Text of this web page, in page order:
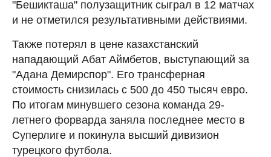
"Бешикташа" полузащитник сыграл в 12 матчах
и не отметился результативными действиями.
Также потерял в цене казахстанский
нападающий Абат Аймбетов, выступающий за
"Адана Демирспор". Его трансферная
стоимость снизилась с 500 до 450 тысяч евро.
По итогам минувшего сезона команда 29-
летнего форварда заняла последнее место в
Суперлиге и покинула высший дивизион
турецкого футбола.